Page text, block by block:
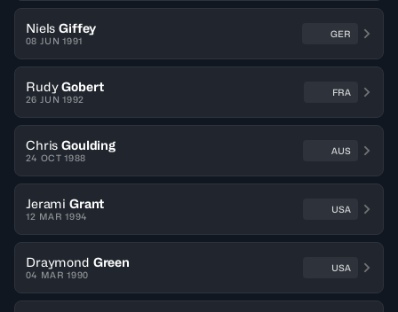
Niels Giffey
08 JUN 1991
GER
Rudy Gobert
26 JUN 1992
FRA
Chris Goulding
24 OCT 1988
AUS
Jerami Grant
12 MAR 1994
USA
Draymond Green
04 MAR 1990
USA